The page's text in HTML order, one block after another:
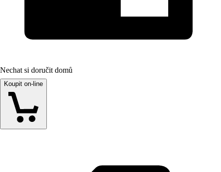
Nechat si doručit domů
Koupit on-line